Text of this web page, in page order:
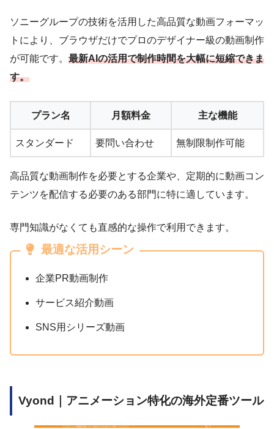
ソニーグループの技術を活用した高品質な動画フォーマッ
トにより、ブラウザだけでプロのデザイナー級の動画制作
が可能です。 最新AIの活用で制作時間を大幅に短縮できま
す。
プラン名 月額料金 主な機能
スタンダード 要問い合わせ 無制限制作可能
高品質な動画制作を必要とする企業や、定期的に動画コン
テンツを配信する必要のある部門に特に適しています。
専門知識がなくても直感的な操作で利用できます。
最適な活用シーン
企業PR動画制作
サービス紹介動画
SNS用シリーズ動画
Vyond｜アニメーション特化の海外定番ツール